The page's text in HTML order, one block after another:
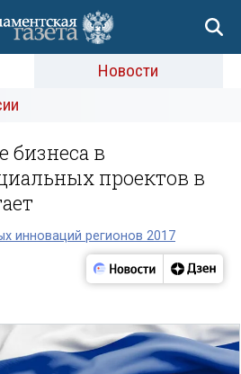
Новости
бизнеса в
проектов в
инноваций регионов 2017